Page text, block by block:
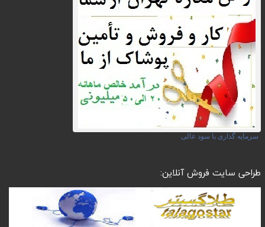
سرمایه گذاری با سود عالی
طراحی سایت فروش آنلاین: